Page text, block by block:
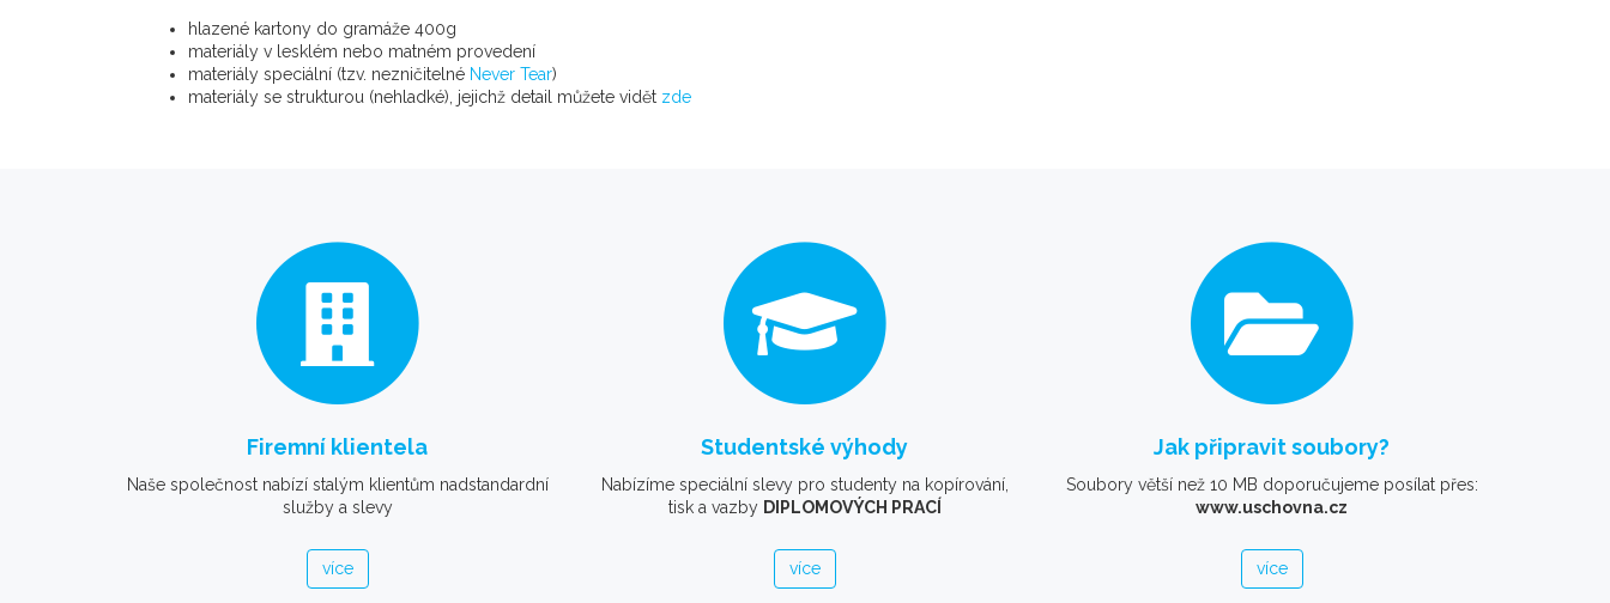
hlazené kartony do gramáže 400g
materiály v lesklém nebo matném provedení
materiály speciální (tzv. nezničitelné Never Tear)
materiály se strukturou (nehladké), jejichž detail můžete vidět zde
Firemní klientela
Naše společnost nabízí stalým klientům nadstandardní
služby a slevy
více
Studentské výhody
Nabízíme speciální slevy pro studenty na kopírování,
tisk a vazby DIPLOMOVÝCH PRACÍ
více
Jak připravit soubory?
Soubory větší než 10 MB doporučujeme posílat přes:
www.uschovna.cz
více